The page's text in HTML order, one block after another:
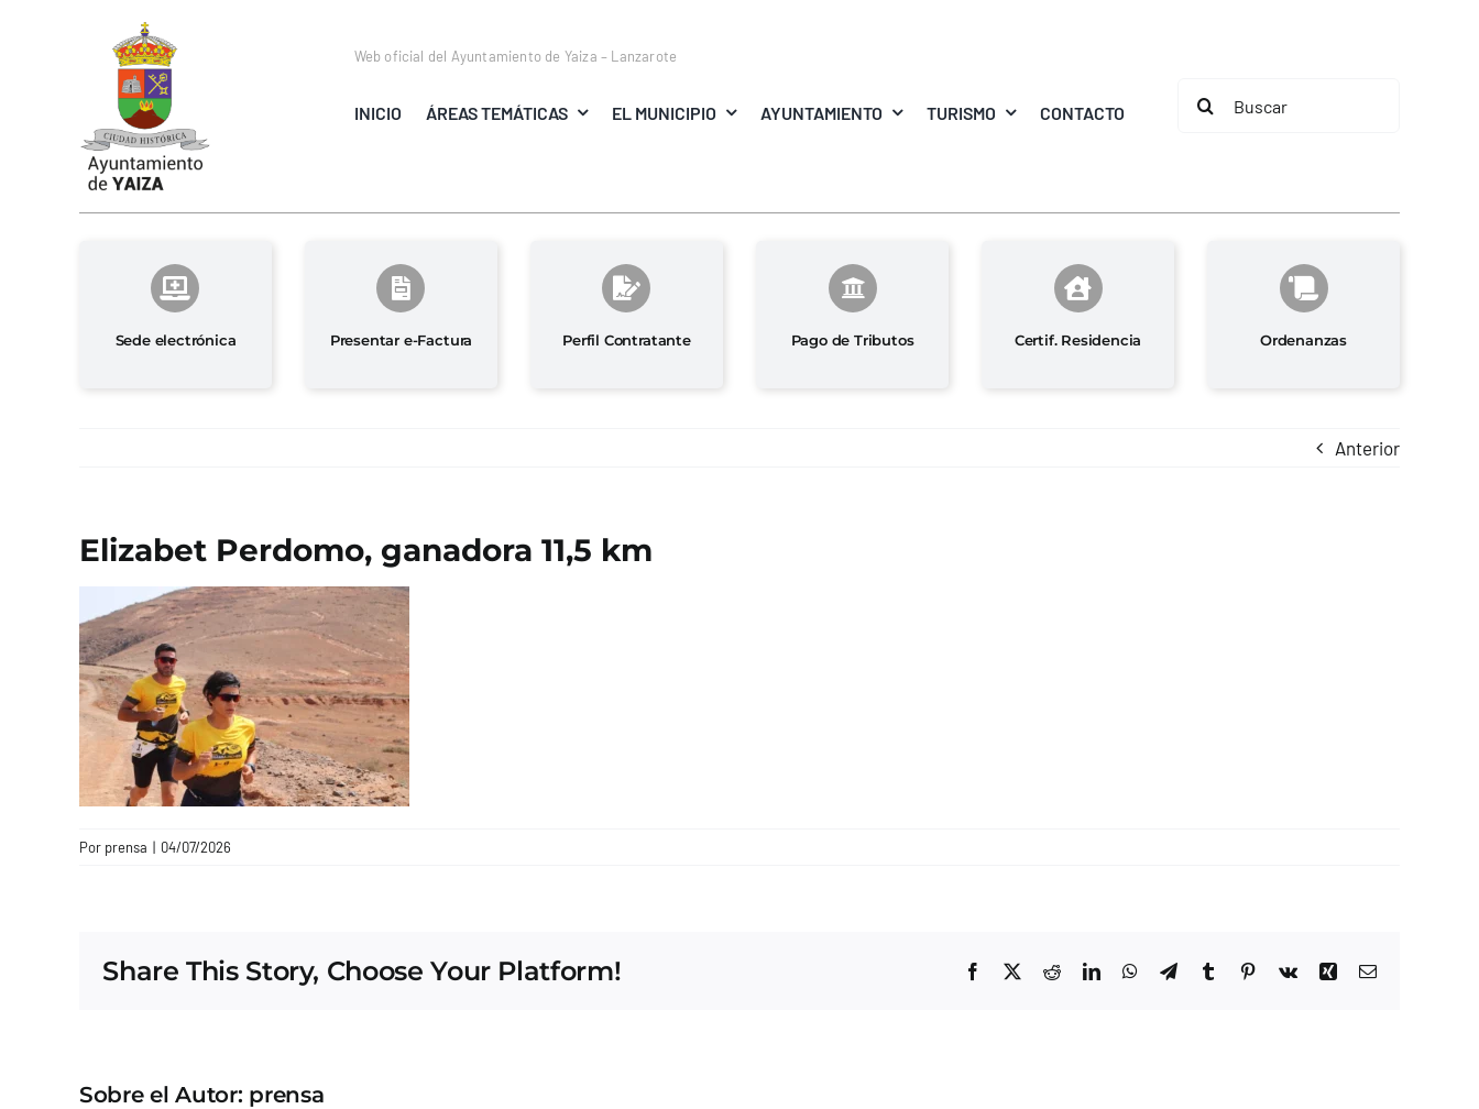
Web oficial del Ayuntamiento de Yaiza – Lanzarote
INICIO ÁREAS TEMÁTICAS EL MUNICIPIO AYUNTAMIENTO TURISMO CONTACTO
Buscar:
Sede electrónica Presentar e-Factura Perfil Contratante Pago de Tributos Certif. Residencia Ordenanzas
Anterior
Elizabet Perdomo, ganadora 11,5 km
Por prensa | 04/07/2026
Share This Story, Choose Your Platform! Facebook
X RedditLinkedInWhatsApp
TelegramTumblrPinterest
Vk Xing Correo
Sobre el Autor: prensa